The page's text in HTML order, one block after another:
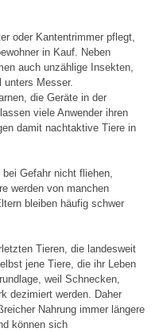
oder Kantentrimmer pflegt,
in Kauf. Neben
auch unzählige Insekten,
unters Messer.
die Geräte in der
viele Anwender ihren
damit nachtaktive Tiere in
Gefahr nicht fliehen,
werden von manchen
bleiben häufig schwer
Tieren, die landesweit
jene Tiere, die ihr Leben
weil Schnecken,
dezimiert werden. Daher
Nahrung immer längere
können sich